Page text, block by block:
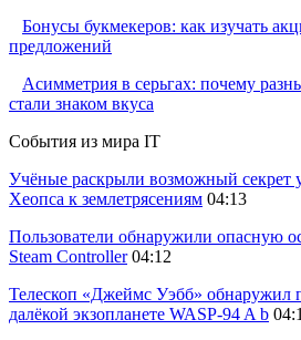
Бонусы букмекеров: как изучать
предложений
Асимметрия в серьгах: почему
стали знаком вкуса
События из мира IT
Учёные раскрыли возможный секрет
Хеопса к землетрясениям 04:13
Пользователи обнаружили опасную
Steam Controller 04:12
Телескоп «Джеймс Уэбб» обнаружил
далёкой экзопланете WASP-94 A b